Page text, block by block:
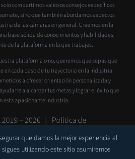
compartimos valiosos consejos específicos
sino que también abordamos aspectos
de las cámaras en general. Creemos en la
base sólida de conocimientos y habilidades,
de la plataforma en la que trabajes.
plataforma o no, queremos que sepas que
en cada paso de tu trayectoria en la industria
a ofrecer orientación personalizada y
a alcanzar tus metas y lograr el éxito que
esta apasionante industria.
–2026 | Política de
Contacto Soporte
que damos la mejor experiencia al
utilizando este sitio asumiremos